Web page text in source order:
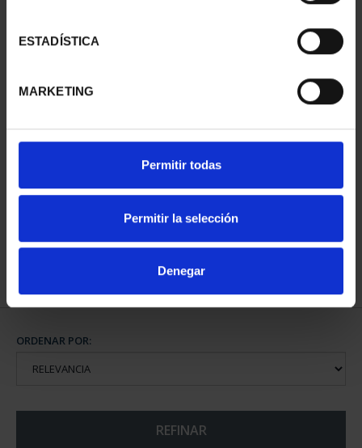
ESTADÍSTICA
MARKETING
Permitir todas
Permitir la selección
Denegar
PROVINCIA COLECCION
COMPLET...
ORDENAR POR:
REFINAR